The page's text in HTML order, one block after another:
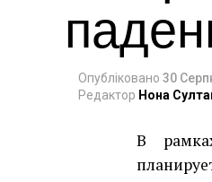
Опубліковано 30
Редактор Нона
В